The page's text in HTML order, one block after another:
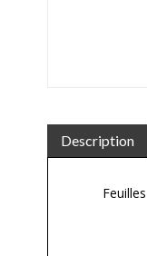
Description